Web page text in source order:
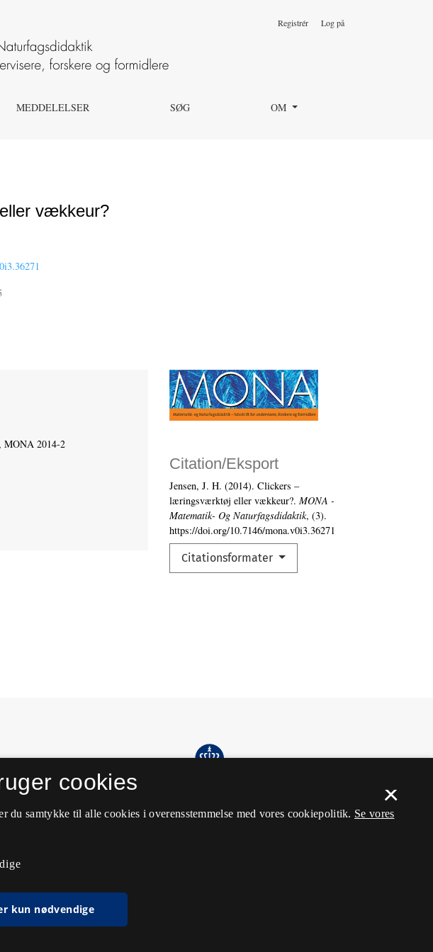
MEDDELELSER SØG OM
Registrér Log på
vækkeur?
Citation/Eksport
Jensen, J. H. (2014). Clickers –
læringsværktøj eller vækkeur?. MONA -
Matematik- Og Naturfagsdidaktik, (3).
https://doi.org/10.7146/mona.v0i3.36271
Citationsformater
MONA 2014‑2
×
cookies
du samtykke til alle cookies i overensstemmelse med vores cookiepolitik. Se vores
kun nødvendige